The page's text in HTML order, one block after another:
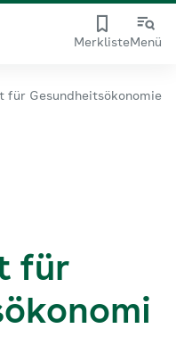
MerklisteMenü
für Gesundheitsökonomie
für